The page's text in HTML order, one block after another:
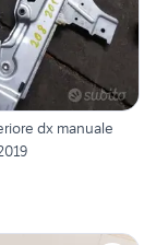
dx manuale